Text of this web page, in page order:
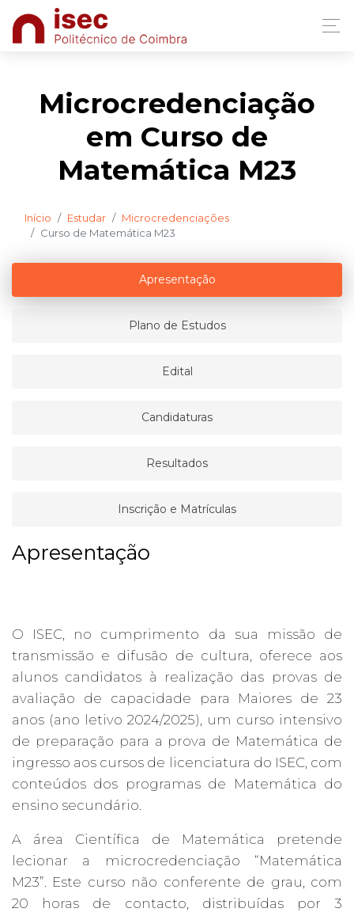
Microcredenciação
em Curso de
Matemática M23
Início Estudar
Microcredenciações
Curso de Matemática M23
Apresentação
Plano de Estudos
Edital
Candidaturas
Resultados
Inscrição e Matrículas
Apresentação
O ISEC, no cumprimento da sua missão de
transmissão e difusão de cultura, oferece aos
alunos candidatos à realização das provas de
avaliação de capacidade para Maiores de 23
anos (ano letivo 2024/2025), um curso intensivo
de preparação para a prova de Matemática de
ingresso aos cursos de licenciatura do ISEC, com
conteúdos dos programas de Matemática do
ensino secundário.
A área Científica de Matemática pretende
lecionar a microcredenciação “Matemática
M23”. Este curso não conferente de grau, com
20 horas de contacto, distribuídas por 3